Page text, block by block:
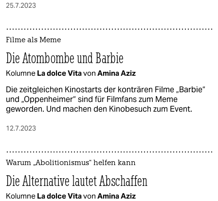
25.7.2023
Filme als Meme
Die Atombombe und Barbie
Kolumne La dolce Vitavon Amina Aziz
Die zeitgleichen Kinostarts der konträren Filme „Barbie“
und „Oppenheimer“ sind für Filmfans zum Meme
geworden. Und machen den Kinobesuch zum Event.
12.7.2023
Warum „Abolitionismus“ helfen kann
Die Alternative lautet Abschaffen
Kolumne La dolce Vitavon Amina Aziz